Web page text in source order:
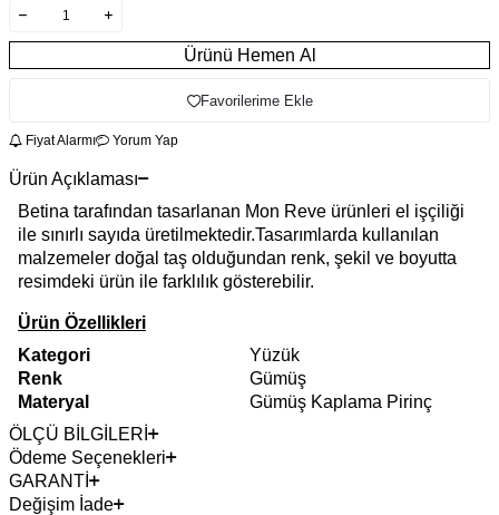
Ürünü Hemen Al
Favorilerime Ekle
Fiyat Alarmı Yorum Yap
Ürün Açıklaması
Betina tarafından tasarlanan Mon Reve ürünleri el işçiliği
ile sınırlı sayıda üretilmektedir.Tasarımlarda kullanılan
malzemeler doğal taş olduğundan renk, şekil ve boyutta
resimdeki ürün ile farklılık gösterebilir.
Ürün Özellikleri
Kategori
Yüzük
Renk
Gümüş
Materyal
Gümüş Kaplama Pirinç
ÖLÇÜ BİLGİLERİ
Ödeme Seçenekleri
GARANTİ
Değişim İade